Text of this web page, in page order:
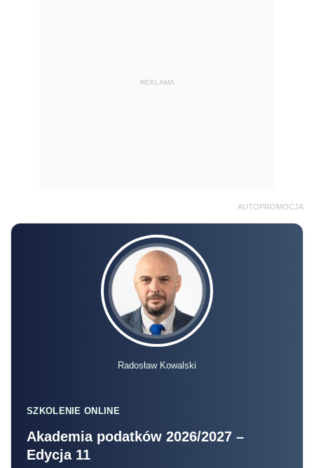
REKLAMA
AUTOPROMOCJA
Radosław Kowalski
SZKOLENIE ONLINE
Akademia podatków 2026/2027 –
Edycja 11